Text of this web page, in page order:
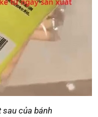
sau của bánh